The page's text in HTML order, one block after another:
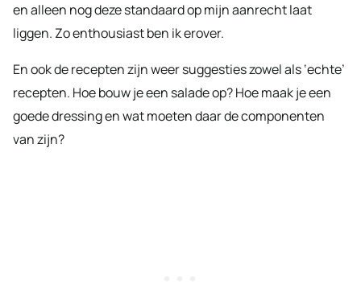
en alleen nog deze standaard op mijn aanrecht laat
liggen. Zo enthousiast ben ik erover.
En ook de recepten zijn weer suggesties zowel als ‘echte’
recepten. Hoe bouw je een salade op? Hoe maak je een
goede dressing en wat moeten daar de componenten
van zijn?